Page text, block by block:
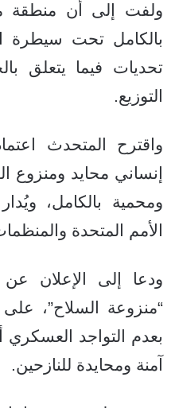
ولفت إلى أن منطقة
بالكامل تحت سيطرة
تحديات فيما يتعلق
التوزيع.
واقترح المتحدث
إنساني محايد ومنزوع
ومحمية بالكامل،
الأمم المتحدة
ودعا إلى الإعلان
“منزوعة السلاح”،
بعدم التواجد العسكري
آمنة ومحايدة للنازحين.